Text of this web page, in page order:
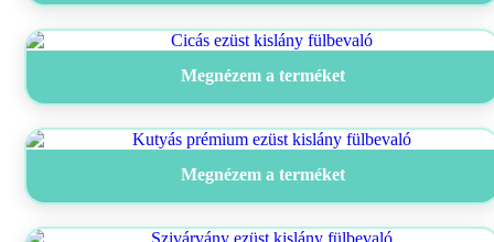
Megnézem a terméket
Megnézem a terméket